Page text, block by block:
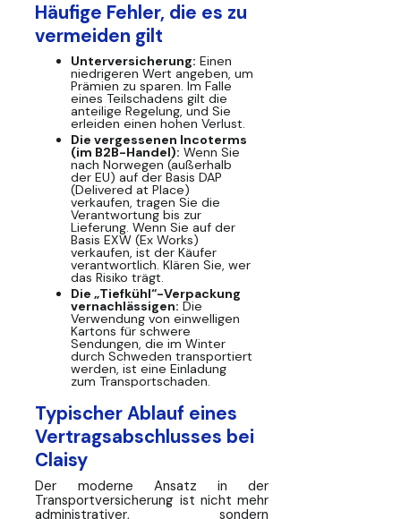
Häufige Fehler, die es zu
vermeiden gilt
Unterversicherung: Einen
niedrigeren Wert angeben, um
Prämien zu sparen. Im Falle
eines Teilschadens gilt die
anteilige Regelung, und Sie
erleiden einen hohen Verlust.
Die vergessenen Incoterms
(im B2B-Handel): Wenn Sie
nach Norwegen (außerhalb
der EU) auf der Basis DAP
(Delivered at Place)
verkaufen, tragen Sie die
Verantwortung bis zur
Lieferung. Wenn Sie auf der
Basis EXW (Ex Works)
verkaufen, ist der Käufer
verantwortlich. Klären Sie, wer
das Risiko trägt.
Die „Tiefkühl“-Verpackung
vernachlässigen: Die
Verwendung von einwelligen
Kartons für schwere
Sendungen, die im Winter
durch Schweden transportiert
werden, ist eine Einladung
zum Transportschaden.
Typischer Ablauf eines
Vertragsabschlusses bei
Claisy
Der moderne Ansatz in der
Transportversicherung ist nicht mehr
administrativer, sondern